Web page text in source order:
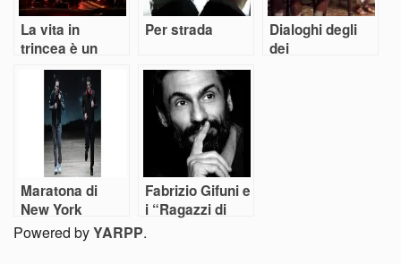
La vita in
trincea è un
tango kriminale
Per strada
Dialoghi degli
dei
Maratona di
New York
Fabrizio Gifuni e
i “Ragazzi di
Powered byYARPP.